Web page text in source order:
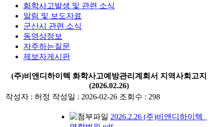
화학사고발생 및 관련 소식
알림 및 보도자료
군산시 관련 소식
동영상정보
자주하는질문
제보자게시판
(주)비앤디하이텍 화학사고예방관리계회서 지역사회고지
(2026.02.26)
작성자 : 허정 작성일 : 2026-02-26 조회수 : 298
2026.2.26 (주)비앤디하이텍_